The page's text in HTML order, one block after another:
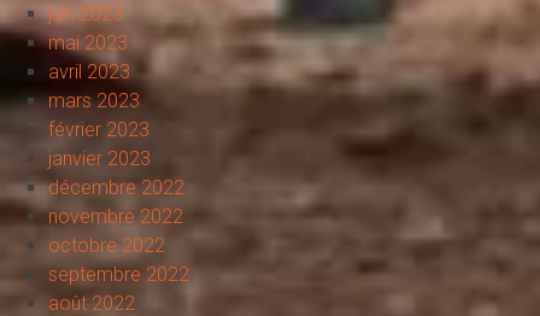
juin 2023
mai 2023
avril 2023
mars 2023
février 2023
janvier 2023
décembre 2022
novembre 2022
octobre 2022
septembre 2022
août 2022